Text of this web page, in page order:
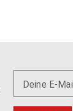
Deine E-